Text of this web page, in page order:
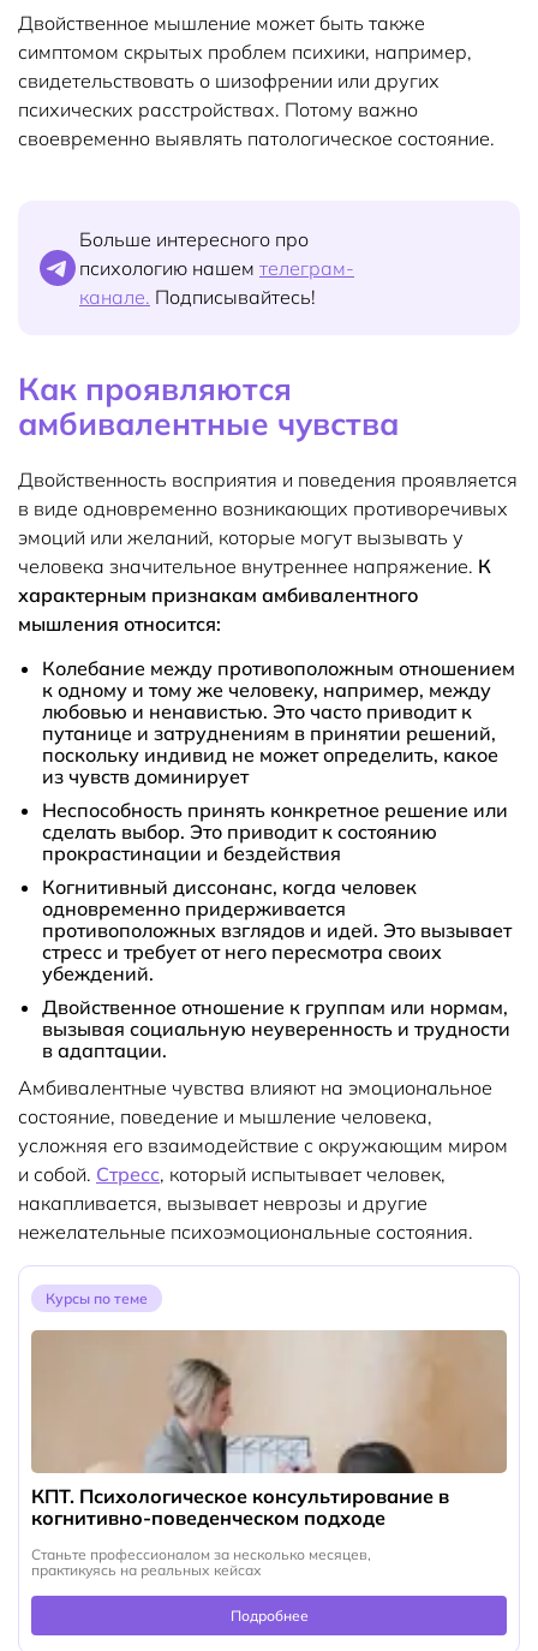
Двойственное мышление может быть также
симптомом скрытых проблем психики, например,
свидетельствовать о шизофрении или других
психических расстройствах. Потому важно
своевременно выявлять патологическое состояние.
Больше интересного про
психологию нашем телеграм-
канале. Подписывайтесь!
Как проявляются
амбивалентные чувства
Двойственность восприятия и поведения проявляется
в виде одновременно возникающих противоречивых
эмоций или желаний, которые могут вызывать у
человека значительное внутреннее напряжение. К
характерным признакам амбивалентного
мышления относится:
Колебание между противоположным отношением
к одному и тому же человеку, например, между
любовью и ненавистью. Это часто приводит к
путанице и затруднениям в принятии решений,
поскольку индивид не может определить, какое
из чувств доминирует
Неспособность принять конкретное решение или
сделать выбор. Это приводит к состоянию
прокрастинации и бездействия
Когнитивный диссонанс, когда человек
одновременно придерживается
противоположных взглядов и идей. Это вызывает
стресс и требует от него пересмотра своих
убеждений.
Двойственное отношение к группам или нормам,
вызывая социальную неуверенность и трудности
в адаптации.
Амбивалентные чувства влияют на эмоциональное
состояние, поведение и мышление человека,
усложняя его взаимодействие с окружающим миром
и собой. Стресс, который испытывает человек,
накапливается, вызывает неврозы и другие
нежелательные психоэмоциональные состояния.
Курсы по теме
КПТ. Психологическое консультирование в
когнитивно-поведенческом подходе
Станьте профессионалом за несколько месяцев,
практикуясь на реальных кейсах
Подробнее